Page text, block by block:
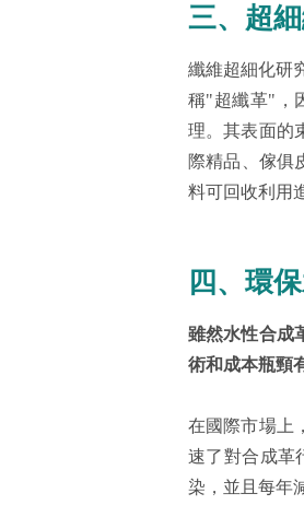
三、超
纖維超細化研
稱"超纖革"，
理。其表面的
際精品、傢俱
料可回收利用
四、環
雖然水性合成
術和成本瓶頸
在國際市場上
速了對合成革
染，並且每年